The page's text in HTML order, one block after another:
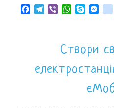
Facebook
Telegram
ViberWhatsApp
Skype
Створи